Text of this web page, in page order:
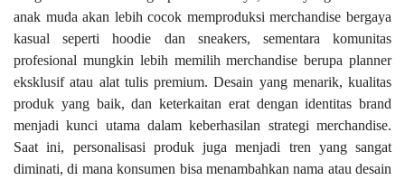
anak muda akan lebih cocok memproduksi merchandise bergaya
kasual seperti hoodie dan sneakers, sementara komunitas
profesional mungkin lebih memilih merchandise berupa planner
eksklusif atau alat tulis premium. Desain yang menarik, kualitas
produk yang baik, dan keterkaitan erat dengan identitas brand
menjadi kunci utama dalam keberhasilan strategi merchandise.
Saat ini, personalisasi produk juga menjadi tren yang sangat
diminati, di mana konsumen bisa menambahkan nama atau desain